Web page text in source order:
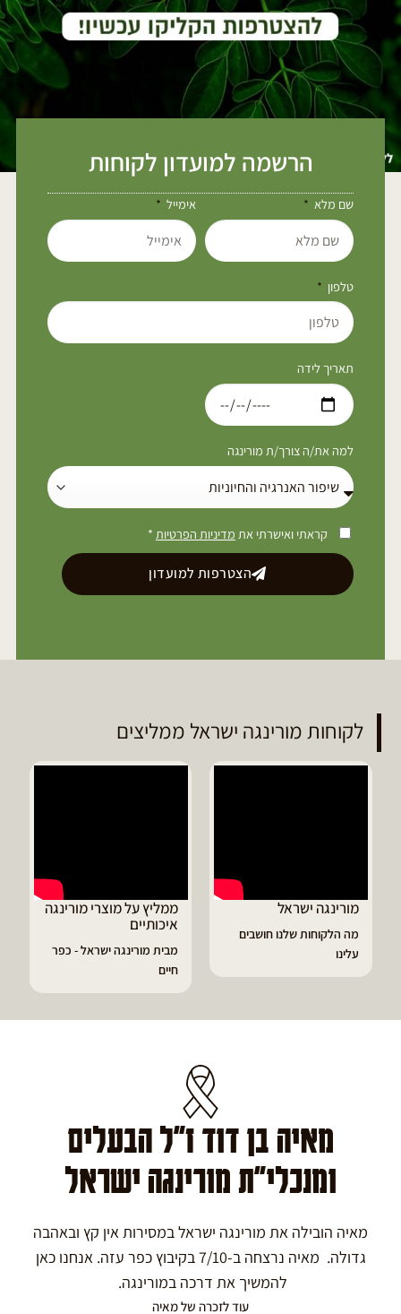
הרשמה למועדון לקוחות
שם מלא אימייל
טלפון
תאריך לידה
למה את/ה צורך/ת מורינגה
קראתי ואישרתי את מדיניות הפרטיות*
הצטרפות למועדון
לקוחות מורינגה ישראל ממליצים
ממליץ על מוצרי מורינגה
דיוויד ממליץ על טבליות
מורינגה
הפסקתי לסבול מהתקפי
מאיה בן דוד ז"ל הבעלים
ומנכלי"ת מורינגה ישראל
מאיה הובילה את מורינגה ישראל במסירות אין קץ ובאהבה
גדולה. מאיה נרצחה ב-7/10 בקיבוץ כפר עזה. אנחנו כאן
להמשיך את דרכה במורינגה.
עוד לזכרה של מאיה